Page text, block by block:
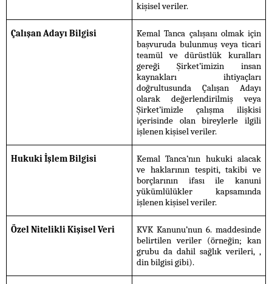
kişisel veriler.
Çalışan Adayı Bilgisi
Kemal Tanca çalışanı olmak için
başvuruda bulunmuş veya ticari
teamül ve dürüstlük kuralları
gereği Şirket’imizin insan
kaynakları ihtiyaçları
doğrultusunda Çalışan Adayı
olarak değerlendirilmiş veya
Şirket’imizle çalışma ilişkisi
içerisinde olan bireylerle ilgili
işlenen kişisel veriler.
Hukuki İşlem Bilgisi
Kemal Tanca’nın hukuki alacak
ve haklarının tespiti, takibi ve
borçlarının ifası ile kanuni
yükümlülükler kapsamında
işlenen kişisel veriler.
Özel Nitelikli Kişisel Veri
KVK Kanunu’nun 6. maddesinde
belirtilen veriler (örneğin; kan
grubu da dahil sağlık verileri, ,
din bilgisi gibi).